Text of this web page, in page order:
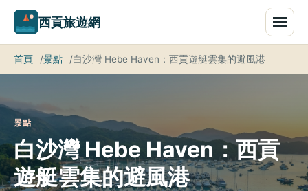
西貢旅遊網
首頁 景點 白沙灣 Hebe Haven：西貢遊艇雲集的避風港
景點
白沙灣 Hebe Haven：西貢
遊艇雲集的避風港